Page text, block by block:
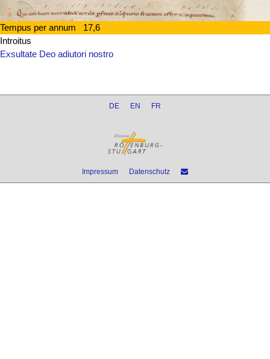
Tempus per annum 17,6
Introitus
Exsultate Deo adiutori nostro
DE EN FR
Impressum Datenschutz